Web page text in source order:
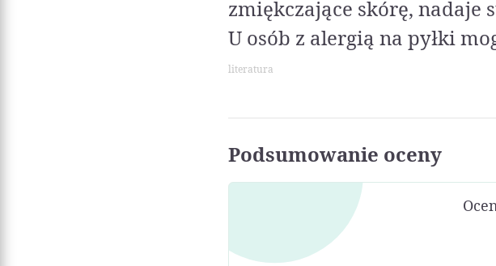
zmiękczające skórę, nadaje
U osób z alergią na pyłki
literatura
Podsumowanie oceny